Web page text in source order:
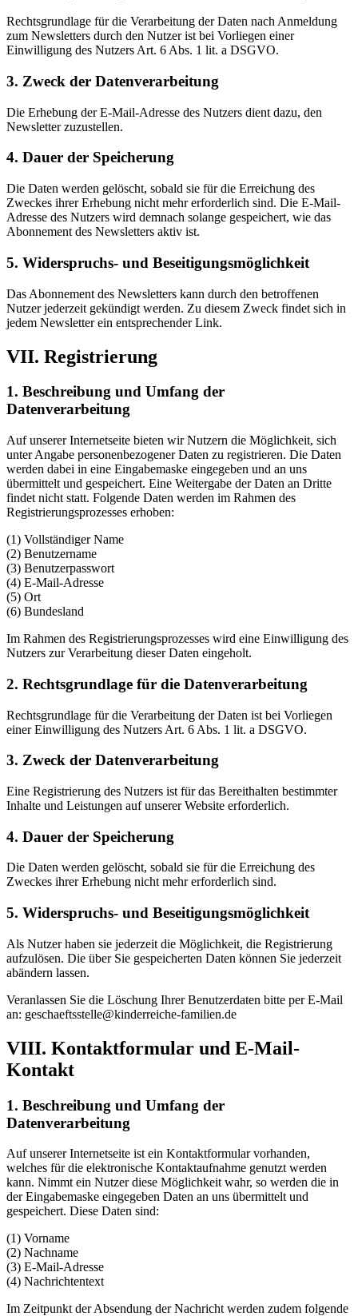
Rechtsgrundlage für die Verarbeitung der Daten nach Anmeldung
zum Newsletters durch den Nutzer ist bei Vorliegen einer
Einwilligung des Nutzers Art. 6 Abs. 1 lit. a DSGVO.
3. Zweck der Datenverarbeitung
Die Erhebung der E-Mail-Adresse des Nutzers dient dazu, den
Newsletter zuzustellen.
4. Dauer der Speicherung
Die Daten werden gelöscht, sobald sie für die Erreichung des
Zweckes ihrer Erhebung nicht mehr erforderlich sind. Die E-Mail-
Adresse des Nutzers wird demnach solange gespeichert, wie das
Abonnement des Newsletters aktiv ist.
5. Widerspruchs- und Beseitigungsmöglichkeit
Das Abonnement des Newsletters kann durch den betroffenen
Nutzer jederzeit gekündigt werden. Zu diesem Zweck findet sich in
jedem Newsletter ein entsprechender Link.
VII. Registrierung
1. Beschreibung und Umfang der
Datenverarbeitung
Auf unserer Internetseite bieten wir Nutzern die Möglichkeit, sich
unter Angabe personenbezogener Daten zu registrieren. Die Daten
werden dabei in eine Eingabemaske eingegeben und an uns
übermittelt und gespeichert. Eine Weitergabe der Daten an Dritte
findet nicht statt. Folgende Daten werden im Rahmen des
Registrierungsprozesses erhoben:
(1) Vollständiger Name
(2) Benutzername
(3) Benutzerpasswort
(4) E-Mail-Adresse
(5) Ort
(6) Bundesland
Im Rahmen des Registrierungsprozesses wird eine Einwilligung des
Nutzers zur Verarbeitung dieser Daten eingeholt.
2. Rechtsgrundlage für die Datenverarbeitung
Rechtsgrundlage für die Verarbeitung der Daten ist bei Vorliegen
einer Einwilligung des Nutzers Art. 6 Abs. 1 lit. a DSGVO.
3. Zweck der Datenverarbeitung
Eine Registrierung des Nutzers ist für das Bereithalten bestimmter
Inhalte und Leistungen auf unserer Website erforderlich.
4. Dauer der Speicherung
Die Daten werden gelöscht, sobald sie für die Erreichung des
Zweckes ihrer Erhebung nicht mehr erforderlich sind.
5. Widerspruchs- und Beseitigungsmöglichkeit
Als Nutzer haben sie jederzeit die Möglichkeit, die Registrierung
aufzulösen. Die über Sie gespeicherten Daten können Sie jederzeit
abändern lassen.
Veranlassen Sie die Löschung Ihrer Benutzerdaten bitte per E-Mail
an: geschaeftsstelle@kinderreiche-familien.de
VIII. Kontaktformular und E-Mail-
Kontakt
1. Beschreibung und Umfang der
Datenverarbeitung
Auf unserer Internetseite ist ein Kontaktformular vorhanden,
welches für die elektronische Kontaktaufnahme genutzt werden
kann. Nimmt ein Nutzer diese Möglichkeit wahr, so werden die in
der Eingabemaske eingegeben Daten an uns übermittelt und
gespeichert. Diese Daten sind:
(1) Vorname
(2) Nachname
(3) E-Mail-Adresse
(4) Nachrichtentext
Im Zeitpunkt der Absendung der Nachricht werden zudem folgende